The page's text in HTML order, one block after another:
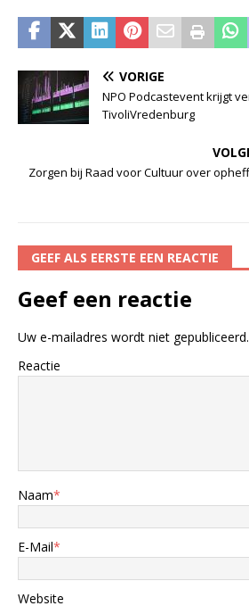
VORIGE
NPO Podcastevent krijgt
TivoliVredenburg
Zorgen bij Raad voor Cultuur over
GEEF ALS EERSTE EEN REACTIE
Geef een reactie
Uw e-mailadres wordt niet gepubliceerd.
Reactie
Naam*
E-Mail*
Website